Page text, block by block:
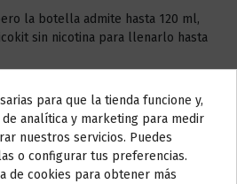
la botella admite hasta 120 ml,
sin nicotina para llenarlo hasta
de 10 ml con 20 mg de
NICOKIT DE 3 MG
Do not show again.
IMPORTANTE
unos días
para que la tienda funcione y,
analítica y marketing para medir
nuestros servicios. Puedes
o configurar tus preferencias.
de cookies para obtener más